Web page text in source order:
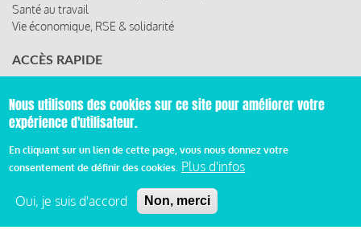
Santé au travail
Vie économique, RSE & solidarité
ACCÈS RAPIDE
Les rencontres
Les ressources
© 2019 Miroir Social - Réalisé par
Mentions légales et condition générale d’utilisation et
Nous utilisons des cookies sur ce site pour améliorer votre
expérience d'utilisateur.
En cliquant sur un lien de cette page, vous nous donnez votre
consentement de définir des cookies. Plus d'infos
Oui, je suis d'accord Non, merci